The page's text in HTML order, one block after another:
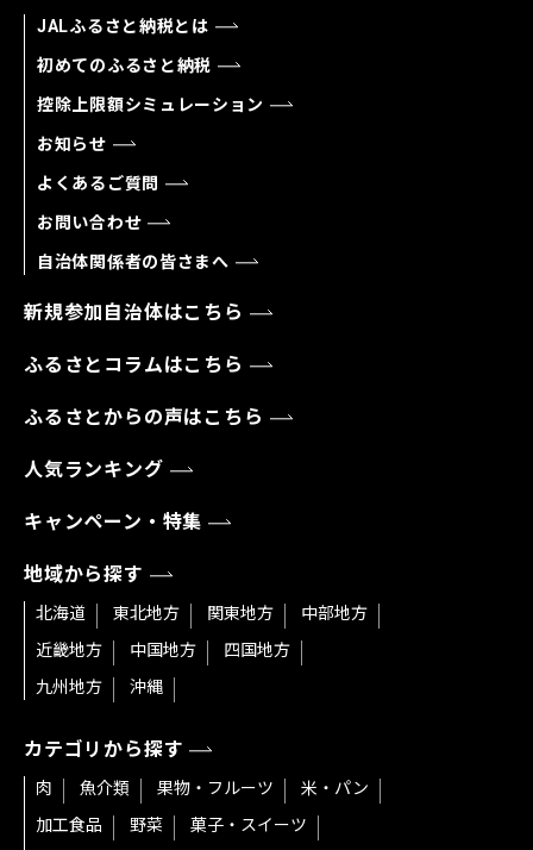
JALふるさと納税とは
初めてのふるさと納税
控除上限額シミュレーション
お知らせ
よくあるご質問
お問い合わせ
自治体関係者の皆さまへ
新規参加自治体はこちら
ふるさとコラムはこちら
ふるさとからの声はこちら
人気ランキング
キャンペーン・特集
地域から探す
北海道 東北地方 関東地方
中部地方
近畿地方
中国地方
四国地方
九州地方
沖縄
カテゴリから探す
肉 魚介類 果物・フルーツ
米・パン
加工食品
野菜
菓子・スイーツ